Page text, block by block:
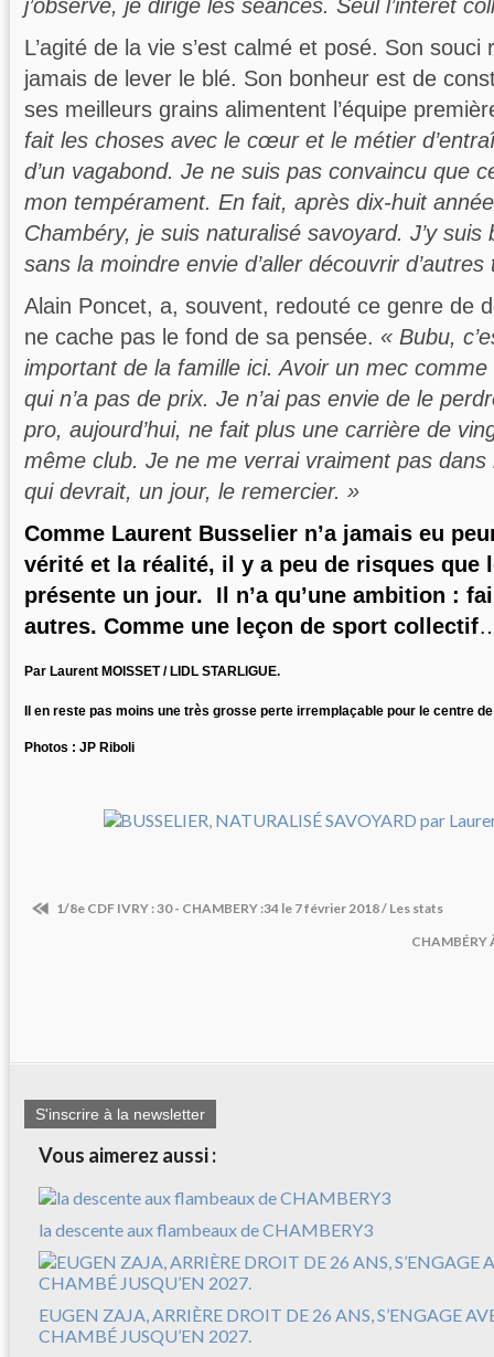
j’observe, je dirige les séances. Seul l’intérêt
L’agité de la vie s’est calmé et posé. Son souci
jamais de lever le blé. Son bonheur est de
ses meilleurs grains alimentent l’équipe
fait les choses avec le cœur et le métier
d’un vagabond. Je ne suis pas convaincu que
mon tempérament. En fait, après dix-huit
Chambéry, je suis naturalisé savoyard. J’y suis
sans la moindre envie d’aller découvrir
Alain Poncet, a, souvent, redouté ce genre de
ne cache pas le fond de sa pensée. « Bubu,
important de la famille ici. Avoir un mec
qui n’a pas de prix. Je n’ai pas envie de le
pro, aujourd’hui, ne fait plus une carrière de
même club. Je ne me verrai vraiment pas dans
qui devrait, un jour, le remercier. »
Comme Laurent Busselier n’a jamais eu
vérité et la réalité, il y a peu de risques que
présente un jour. Il n’a qu’une ambition :
autres. Comme une leçon de sport collectif
Par Laurent MOISSET / LIDL STARLIGUE.
Il en reste pas moins une très grosse perte irremplaçable pour le centre
Photos : JP Riboli
1/8e CDF IVRY : 30 - CHAMBERY :34 le 7 février 2018 / Les stats
CHAMBÉRY
S'inscrire à la newsletter
Vous aimerez aussi :
la descente aux flambeaux de CHAMBERY3
EUGEN ZAJA, ARRIÈRE DROIT DE 26 ANS, S’ENGAGE
CHAMBÉ JUSQU’EN 2027.